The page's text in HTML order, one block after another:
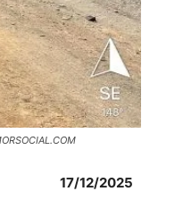
17/12/2025